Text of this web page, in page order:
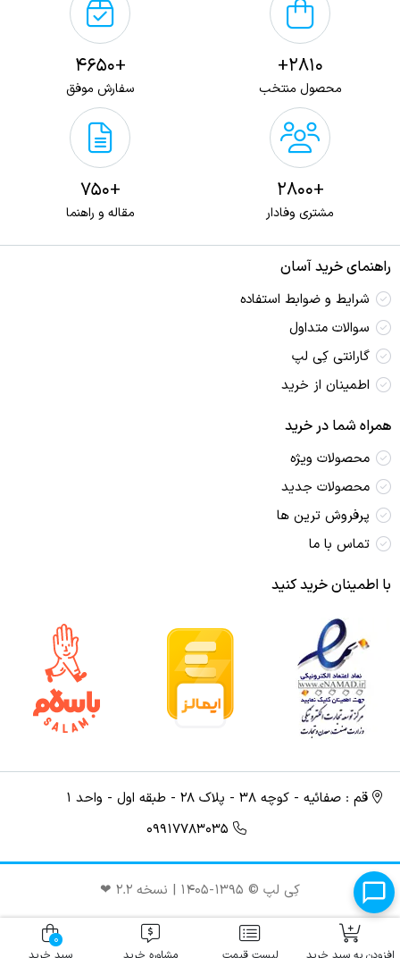
2810+
محصول منتخب
+4650
سفارش موفق
+2800
مشتری وفادار
+750
مقاله و راهنما
راهنمای خرید آسان
شرایط و ضوابط استفاده
سوالات متداول
گارانتی کِی لپ
اطمینان از خرید
همراه شما در خرید
محصولات ویژه
محصولات جدید
پرفروش ترین‌ ها
تماس با ما
با اطمینان خرید کنید
قم : صفائیه - کوچه ۳۸ - پلاک ۲۸ - طبقه اول - واحد ۱
09917783035
کِی لپ © ۱۳۹۵-۱۴۰۵ | نسخه ۲.۲ ❤︎
0